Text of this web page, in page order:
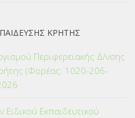
ΚΡΗΤΗΣ
Περιφερειακής Δ/νσης
(Φορέας: 1020-206-
Εκπαιδευτικού